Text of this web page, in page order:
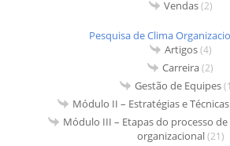
Vendas(2)
Pesquisa de Clima
Artigos(4)
Carreira(2)
Gestão de Equipes
Módulo II – Estratégias e
Módulo III – Etapas do processo
organizacional(21)